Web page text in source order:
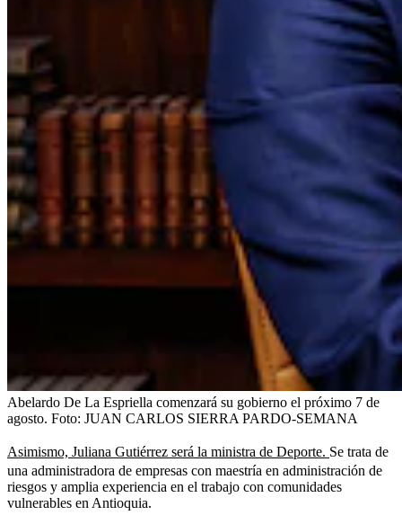
Abelardo De La Espriella comenzará su gobierno el próximo 7 de
agosto. Foto: JUAN CARLOS SIERRA PARDO-SEMANA
Asimismo, Juliana Gutiérrez será la ministra de Deporte. Se trata de
una administradora de empresas con maestría en administración de
riesgos y amplia experiencia en el trabajo con comunidades
vulnerables en Antioquia.